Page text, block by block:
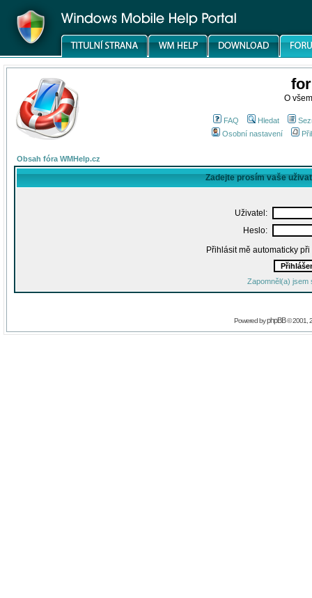
O
FAQ Hledat
Osobní nastavení
Obsah fóra WMHelp.cz
Zadejte prosím vaše
Uživatel:
Heslo:
Přihlásit mě automaticky
Zapomněl(a) jsem
Powered byphpBB© 2001,